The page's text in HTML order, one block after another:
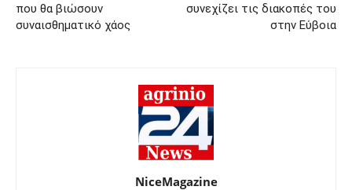
που θα βιώσουν
συναισθηματικό χάος
συνεχίζει τις διακοπές του
στην Εύβοια
NiceMagazine